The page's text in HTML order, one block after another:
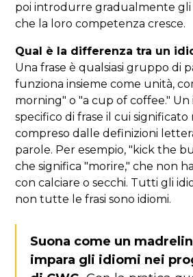
poi introdurre gradualmente gli
che la loro competenza cresce.
Qual è la differenza tra un
Una frase è qualsiasi gruppo di
funziona insieme come unità,
morning" o "a cup of coffee."
specifico di frase il cui
compreso dalle definizioni
parole. Per esempio, "kick the
che significa "morire," che non
con calciare o secchi. Tutti gli
non tutte le frasi sono idiomi.
Suona come un
impara gli idiomi nei